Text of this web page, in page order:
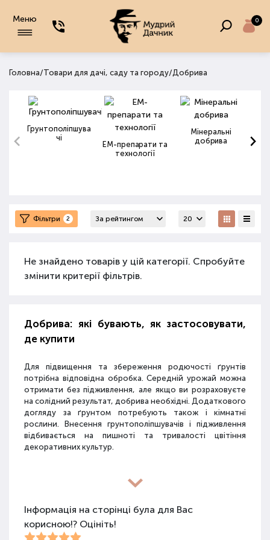
Меню 0
Головна/Товари для дачі, саду та городу/Добрива
Грунтополіпшува
чі
ЕМ-препарати та
технології
Мінеральні
добрива
Фільтри 2
Не знайдено товарів у цій категорії. Спробуйте
змінити критерії фільтрів.
Добрива: які бувають, як застосовувати,
де купити
Для підвищення та збереження родючості ґрунтів
потрібна відповідна обробка. Середній урожай можна
отримати без підживлення, але якщо ви розраховуєте
на солідний результат, добрива необхідні. Додаткового
догляду за ґрунтом потребують також і кімнатні
рослини. Внесення грунтополіпшувачів і підживлення
відбивається на пишноті та тривалості цвітіння
декоративних культур.
Різновиди засобів для покращення
Для покращення поживних якостей ґрунту
використовуються різні види засобів: мінеральні
Інформація на сторінці була для Вас
корисною!? Оцініть!